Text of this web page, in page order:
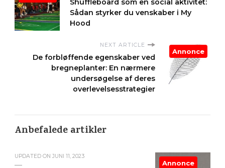
Shuffleboard som en social aktivitet:
Sådan styrker du venskaber i My
Hood
NEXT ARTICLE
De forbløffende egenskaber ved
bregneplanter: En nærmere
undersøgelse af deres
overlevelsesstrategier
Annonce
Anbefalede artikler
UPDATED ON JUNI 11, 2023
Annonce